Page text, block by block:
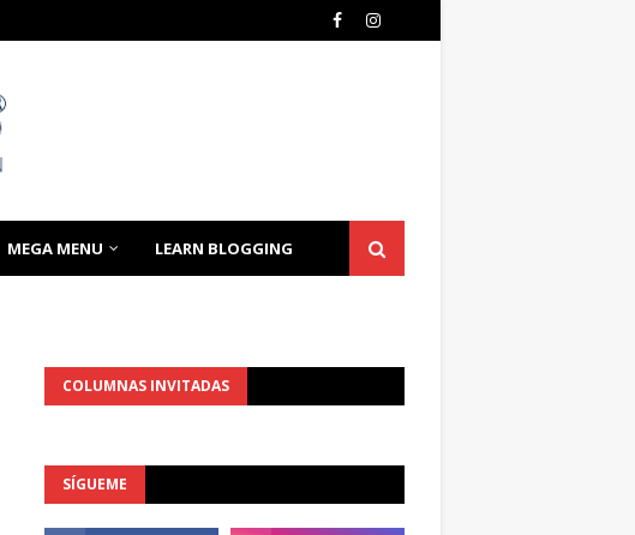
MEGA MENU LEARN BLOGGING
COLUMNAS INVITADAS
SÍGUEME